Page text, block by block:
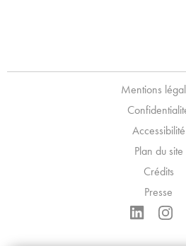
Mentions
Accessibilité
Plan du site
Crédits
Presse